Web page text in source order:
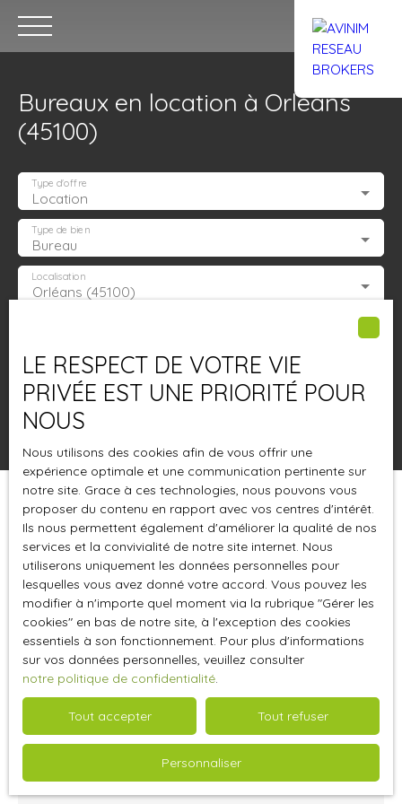
Accueil Acheter Trouver un
Estimation
Bureaux en location à Orléans
(45100)
Location
Type d'offre
Bureau
Type de bien
Orléans (45100)
Localisation
Surface min (m²)
Pertinence
Trier par Créer une alerte
LE RESPECT DE VOTRE VIE
PRIVÉE EST UNE PRIORITÉ POUR
NOUS
Nous utilisons des cookies afin de vous offrir une
expérience optimale et une communication pertinente sur
notre site. Grace à ces technologies, nous pouvons vous
proposer du contenu en rapport avec vos centres d'intérêt.
Ils nous permettent également d'améliorer la qualité de nos
services et la convivialité de notre site internet. Nous
utiliserons uniquement les données personnelles pour
lesquelles vous avez donné votre accord. Vous pouvez les
modifier à n'importe quel moment via la rubrique ″Gérer les
cookies″ en bas de notre site, à l'exception des cookies
essentiels à son fonctionnement. Pour plus d'informations
sur vos données personnelles, veuillez consulter
notre politique de confidentialité.
Tout accepter Tout refuser
Personnaliser